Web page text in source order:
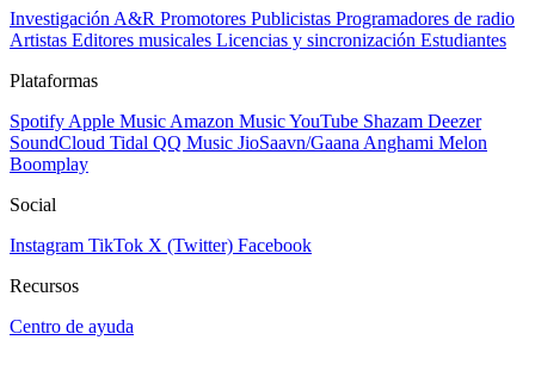
Investigación A&R Promotores Publicistas Programadores de radio
Artistas Editores musicales Licencias y sincronización Estudiantes
Plataformas
Spotify Apple Music Amazon MusicYouTube Shazam Deezer
SoundCloud Tidal QQ Music JioSaavn/Gaana Anghami Melon
Boomplay
Social
Instagram TikTok X (Twitter) Facebook
Recursos
Centro de ayuda